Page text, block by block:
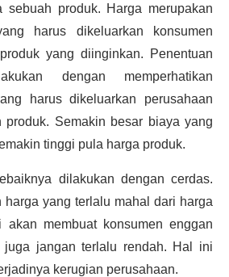
sebuah produk. Harga merupakan
harus dikeluarkan konsumen
yang diinginkan. Penentuan
dengan memperhatikan
harus dikeluarkan perusahaan
produk. Semakin besar biaya yang
tinggi pula harga produk.
dilakukan dengan cerdas.
harga yang terlalu mahal dari harga
akan membuat konsumen enggan
juga jangan terlalu rendah. Hal ini
kerugian perusahaan.